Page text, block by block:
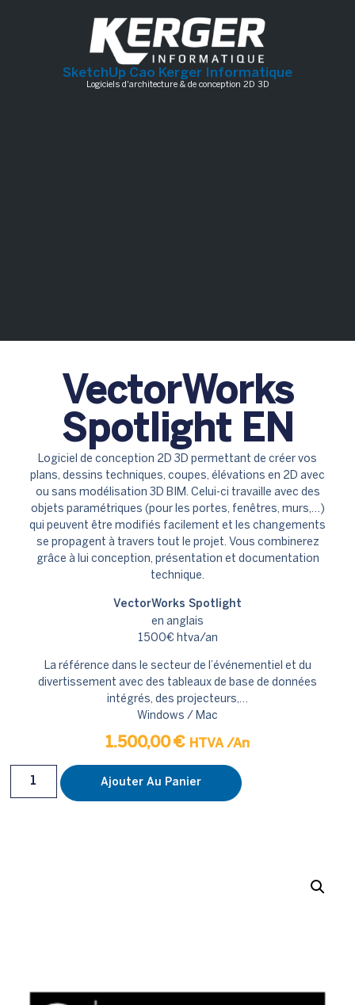
SketchUp Cao Kerger Informatique
Logiciels d'architecture & de conception 2D 3D
VectorWorks
Spotlight EN
Logiciel de conception 2D 3D permettant de créer vos
plans, dessins techniques, coupes, élévations en 2D avec
ou sans modélisation 3D BIM. Celui-ci travaille avec des
objets paramétriques (pour les portes, fenêtres, murs,…)
qui peuvent être modifiés facilement et les changements
se propagent à travers tout le projet. Vous combinerez
grâce à lui conception, présentation et documentation
technique.
VectorWorks Spotlight
en anglais
1500€ htva/an
La référence dans le secteur de l’événementiel et du
divertissement avec des tableaux de base de données
intégrés, des projecteurs,…
Windows / Mac
1.500,00€ HTVA/An
Ajouter Au Panier